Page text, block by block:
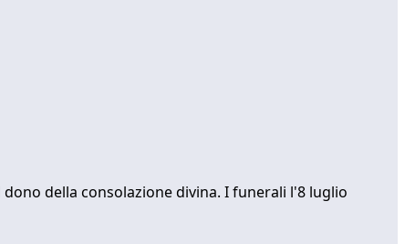
della consolazione divina. I funerali l'8 luglio